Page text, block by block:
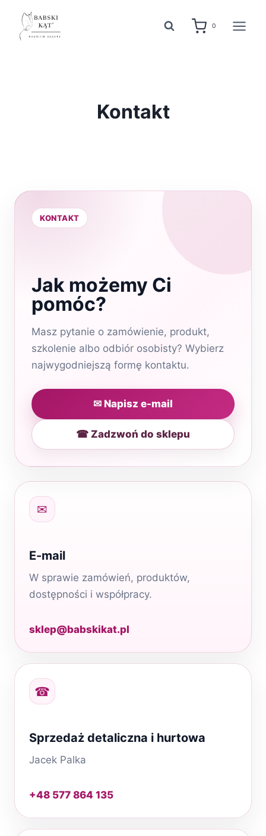
treści
0
Kontakt
KONTAKT
Jak możemy Ci
pomóc?
Masz pytanie o zamówienie, produkt,
szkolenie albo odbiór osobisty? Wybierz
najwygodniejszą formę kontaktu.
✉ Napisz e-mail
☎ Zadzwoń do sklepu
✉
E-mail
W sprawie zamówień, produktów,
dostępności i współpracy.
sklep@babskikat.pl
☎
Sprzedaż detaliczna i hurtowa
Jacek Palka
+48 577 864 135